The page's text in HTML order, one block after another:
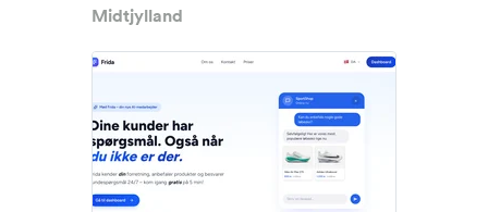
Midtjylland